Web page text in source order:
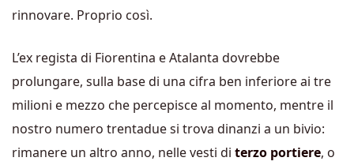
rinnovare. Proprio così.
L’ex regista di Fiorentina e Atalanta dovrebbe
prolungare, sulla base di una cifra ben inferiore ai tre
milioni e mezzo che percepisce al momento, mentre il
nostro numero trentadue si trova dinanzi a un bivio:
rimanere un altro anno, nelle vesti di terzo portiere, o